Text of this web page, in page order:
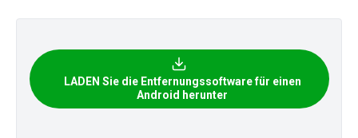
LADEN Sie die Entfernungssoftware für einen
Android herunter